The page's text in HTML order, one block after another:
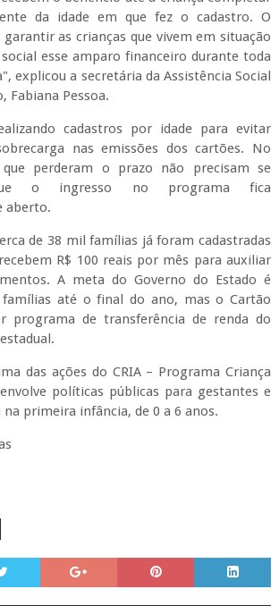
da idade em que fez o cadastro. O
as crianças que vivem em situação
esse amparo financeiro durante toda
explicou a secretária da Assistência Social
Fabiana Pessoa.
cadastros por idade para evitar
nas emissões dos cartões. No
perderam o prazo não precisam se
o ingresso no programa fica
aberto.
de 38 mil famílias já foram cadastradas
R$ 100 reais por mês para auxiliar
A meta do Governo do Estado é
até o final do ano, mas o Cartão
programa de transferência de renda do
das ações do CRIA – Programa Criança
políticas públicas para gestantes e
na primeira infância, de 0 a 6 anos.